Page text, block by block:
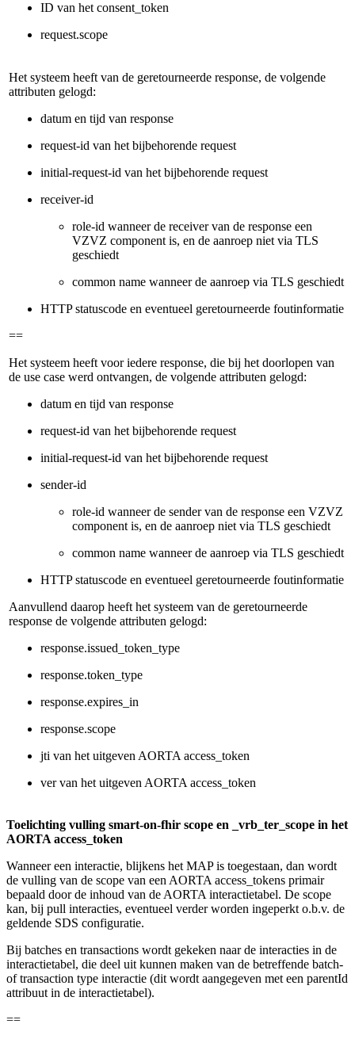
ID van het consent_token
request.scope
Het systeem heeft van de geretourneerde response, de volgende
attributen gelogd:
datum en tijd van response
request-id van het bijbehorende request
initial-request-id van het bijbehorende request
receiver-id
role-id wanneer de receiver van de response een
VZVZ component is, en de aanroep niet via TLS
geschiedt
common name wanneer de aanroep via TLS geschiedt
HTTP statuscode en eventueel geretourneerde foutinformatie
==
Het systeem heeft voor iedere response, die bij het doorlopen van
de use case werd ontvangen, de volgende attributen gelogd:
datum en tijd van response
request-id van het bijbehorende request
initial-request-id van het bijbehorende request
sender-id
role-id wanneer de sender van de response een VZVZ
component is, en de aanroep niet via TLS geschiedt
common name wanneer de aanroep via TLS geschiedt
HTTP statuscode en eventueel geretourneerde foutinformatie
Aanvullend daarop heeft het systeem van de geretourneerde
response de volgende attributen gelogd:
response.issued_token_type
response.token_type
response.expires_in
response.scope
jti van het uitgeven AORTA access_token
ver van het uitgeven AORTA access_token
Toelichting vulling smart-on-fhir scope en _vrb_ter_scope in het
AORTA access_token
Wanneer een interactie, blijkens het MAP is toegestaan, dan wordt
de vulling van de scope van een AORTA access_tokens primair
bepaald door de inhoud van de AORTA interactietabel. De scope
kan, bij pull interacties, eventueel verder worden ingeperkt o.b.v. de
geldende SDS configuratie.
Bij batches en transactions wordt gekeken naar de interacties in de
interactietabel, die deel uit kunnen maken van de betreffende batch-
of transaction type interactie (dit wordt aangegeven met een parentId
attribuut in de interactietabel).
==